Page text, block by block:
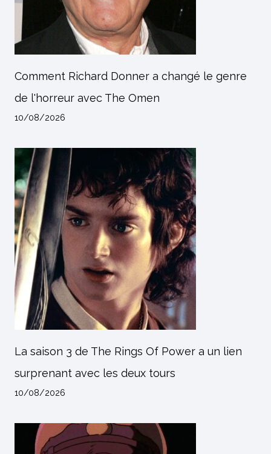
Comment Richard Donner a changé le genre
de l'horreur avec The Omen
10/08/2026
La saison 3 de The Rings Of Power a un lien
surprenant avec les deux tours
10/08/2026